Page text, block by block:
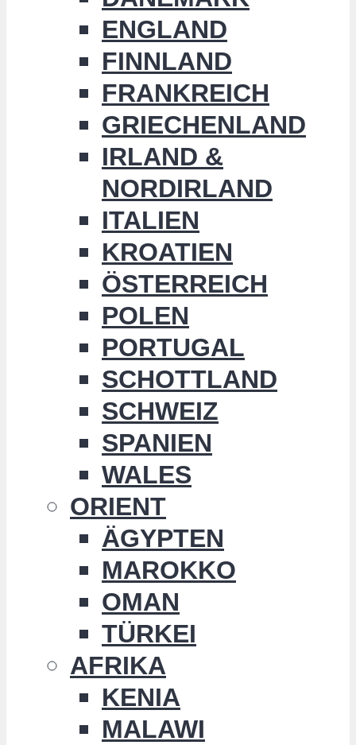
ENGLAND
FINNLAND
FRANKREICH
GRIECHENLAND
IRLAND &
NORDIRLAND
ITALIEN
KROATIEN
ÖSTERREICH
POLEN
PORTUGAL
SCHOTTLAND
SCHWEIZ
SPANIEN
WALES
ORIENT
ÄGYPTEN
MAROKKO
OMAN
TÜRKEI
AFRIKA
KENIA
MALAWI